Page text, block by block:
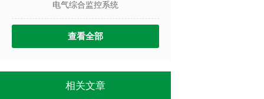
电气综合监控系统
查看全部
相关文章